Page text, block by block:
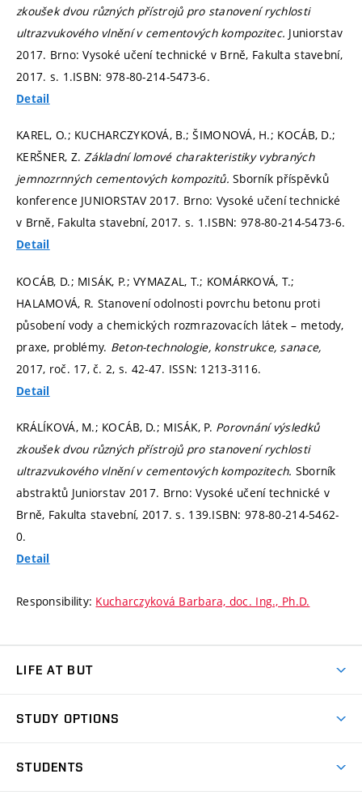
zkoušek dvou různých přístrojů pro stanovení rychlosti
ultrazvukového vlnění v cementových kompozitec. Juniorstav
2017. Brno: Vysoké učení technické v Brně, Fakulta stavební,
2017. s. 1.ISBN: 978-80-214-5473-6.
Detail
KAREL, O.; KUCHARCZYKOVÁ, B.; ŠIMONOVÁ, H.; KOCÁB, D.;
KERŠNER, Z.Základní lomové charakteristiky vybraných
jemnozrnných cementových kompozitů.Sborník příspěvků
konference JUNIORSTAV 2017. Brno: Vysoké učení technické
v Brně, Fakulta stavební, 2017. s. 1.ISBN: 978-80-214-5473-6.
Detail
KOCÁB, D.; MISÁK, P.; VYMAZAL, T.; KOMÁRKOVÁ, T.;
HALAMOVÁ, R. Stanovení odolnosti povrchu betonu proti
působení vody a chemických rozmrazovacích látek – metody,
praxe, problémy. Beton-technologie, konstrukce, sanace,
2017, roč. 17, č. 2, s. 42-47. ISSN: 1213-3116.
Detail
KRÁLÍKOVÁ, M.; KOCÁB, D.; MISÁK, P. Porovnání výsledků
zkoušek dvou různých přístrojů pro stanovení rychlosti
ultrazvukového vlnění v cementových kompozitech. Sborník
abstraktů Juniorstav 2017. Brno: Vysoké učení technické v
Brně, Fakulta stavební, 2017.s. 139.ISBN: 978-80-214-5462-
0.
Detail
Responsibility: Kucharczyková Barbara, doc. Ing., Ph.D.
LIFE AT BUT
Dormitories
STUDY OPTIONS
STUDENTS